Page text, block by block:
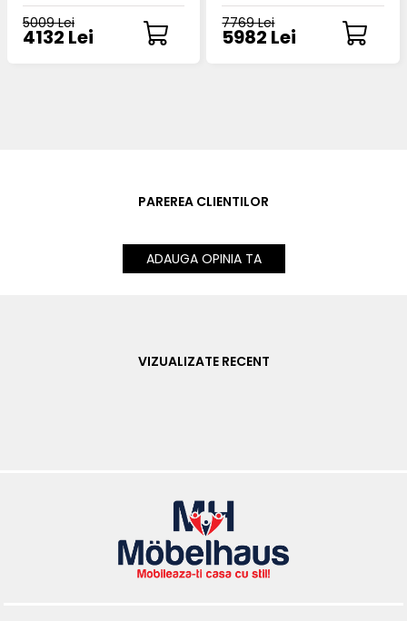
5009 Lei
4132 Lei
7769 Lei
5982 Lei
PAREREA CLIENTILOR
ADAUGA OPINIA TA
VIZUALIZATE RECENT